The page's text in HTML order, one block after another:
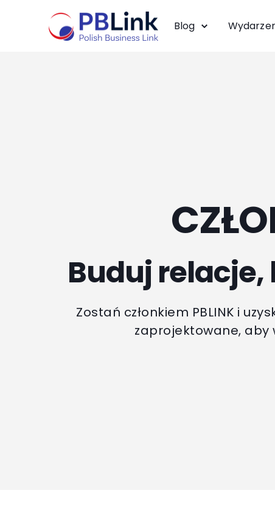
Blog
Buduj
Zostań członkiem PBLINK i
zaprojektowane, aby